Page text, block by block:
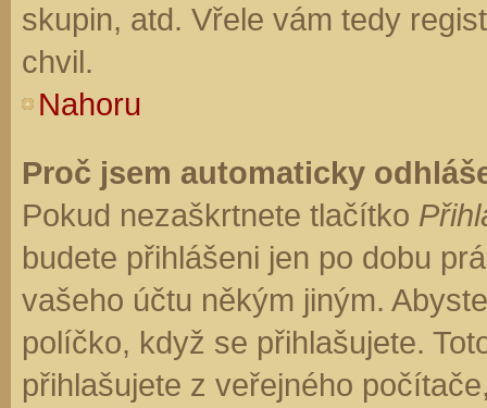
skupin, atd. Vřele vám tedy
chvil.
Nahoru
Proč jsem automaticky
Pokud nezaškrtnete tlačítko
budete přihlášeni jen po dobu
vašeho účtu někým jiným.
políčko, když se přihlašujete.
přihlašujete z veřejného